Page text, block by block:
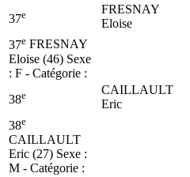
37e
FRESNAY
Eloise
37e FRESNAY
Eloise (46) Sexe
: F - Catégorie :
38e
CAILLAULT
Eric
38e
CAILLAULT
Eric (27) Sexe :
M - Catégorie :